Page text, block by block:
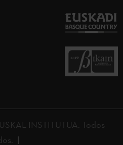
INSTITUTUA. Todos